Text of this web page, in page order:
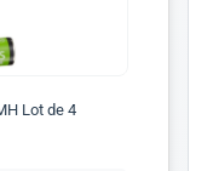
Lot de 4